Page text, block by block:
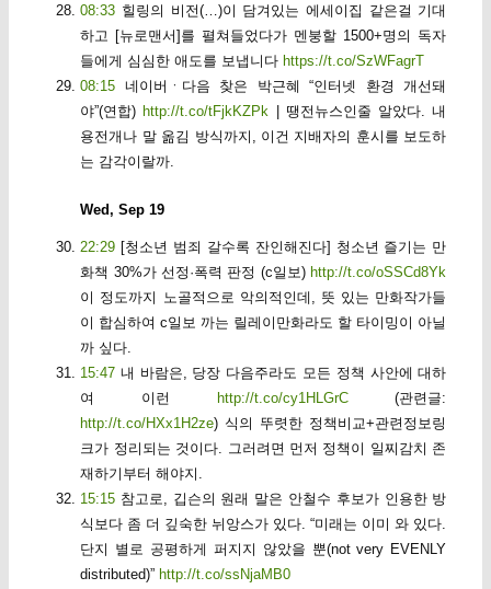
08:33 힐링의 비전(…)이 담겨있는 에세이집 같은걸 기대
하고 [뉴로맨서]를 펼쳐들었다가 멘붕할 1500+명의 독자
들에게 심심한 애도를 보냅니다 https://t.co/SzWFagrT
08:15 네이버ㆍ다음 찾은 박근혜 “인터넷 환경 개선돼
야”(연합) http://t.co/tFjkKZPk | 땡전뉴스인줄 알았다. 내
용전개나 말 옮김 방식까지, 이건 지배자의 훈시를 보도하
는 감각이랄까.
Wed, Sep 19
22:29 [청소년 범죄 갈수록 잔인해진다] 청소년 즐기는 만
화책 30%가 선정·폭력 판정 (c일보) http://t.co/oSSCd8Yk
이 정도까지 노골적으로 악의적인데, 뜻 있는 만화작가들
이 합심하여 c일보 까는 릴레이만화라도 할 타이밍이 아닐
까 싶다.
15:47 내 바람은, 당장 다음주라도 모든 정책 사안에 대하
여 이런
http://t.co/cy1HLGrC(관련글:
http://t.co/HXx1H2ze) 식의 뚜렷한 정책비교+관련정보링
크가 정리되는 것이다. 그러려면 먼저 정책이 일찌감치 존
재하기부터 해야지.
15:15 참고로, 깁슨의 원래 말은 안철수 후보가 인용한 방
식보다 좀 더 깊숙한 뉘앙스가 있다. “미래는 이미 와 있다.
단지 별로 공평하게 퍼지지 않았을 뿐(not very EVENLY
distributed)” http://t.co/ssNjaMB0